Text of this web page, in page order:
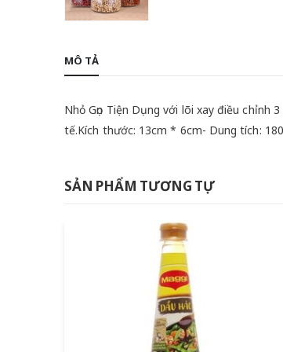
MÔ TẢ
Nhỏ Gọn Tiện Dụng với lõi xay điều
tế.Kích thước: 13cm * 6cm- Dung tích:
SẢN PHẨM TƯƠNG TỰ